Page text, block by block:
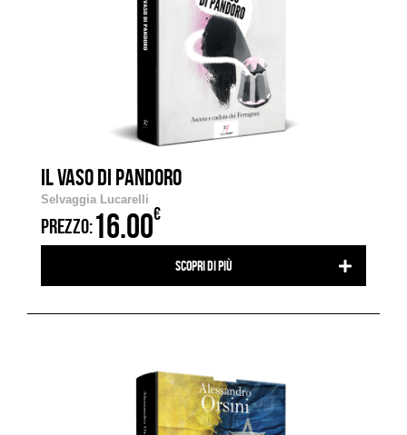
IL VASO DI PANDORO
Selvaggia Lucarelli
PREZZO:16.00€
Scopri di più